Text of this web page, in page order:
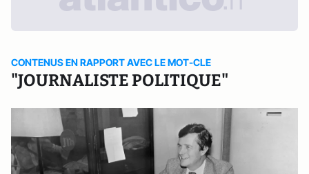
CONTENUS EN RAPPORT AVEC LE MOT-CLE
"JOURNALISTE POLITIQUE"